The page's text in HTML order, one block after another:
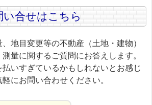
い合せはこちら
地目変更等の不動産（土地・建物）
量に関するご質問にお答えします。
払いすぎているかもしれないとお感じ
にお問い合わせください。